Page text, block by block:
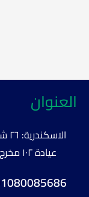
العنوان
عيادة ١٠٢ مخرج شارع ابراهيم شريف - مصطفى كامل
- 01080085485 - 035422575